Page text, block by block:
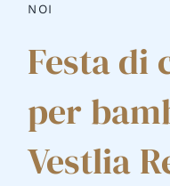
NOI
Festa di
per
Vestlia